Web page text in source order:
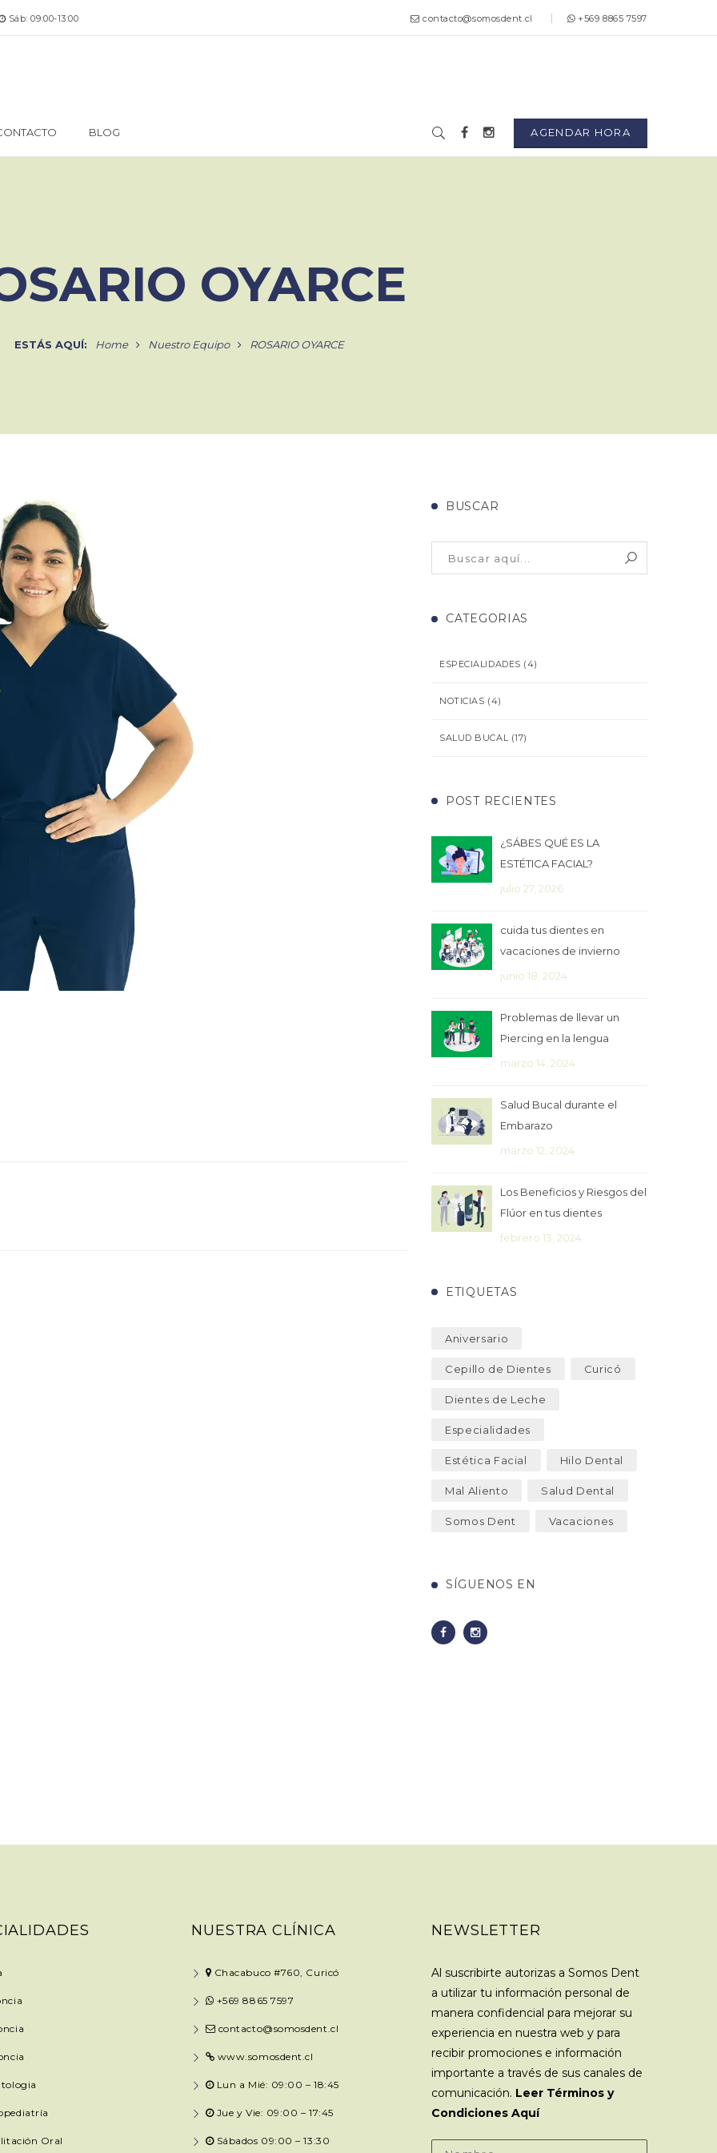
Sáb: 09:00-13:00 contacto@somosdent.cl +569 8865 7597
BLOG AGENDAR HORA
OYARCE
ESTÁS AQUÍ: Home Nuestro Equipo ROSARIO OYARCE
BUSCAR
CATEGORIAS
ESPECIALIDADES (4)
NOTICIAS (4)
SALUD BUCAL (17)
POST RECIENTES
¿SÁBES QUÉ ES LA
ESTÉTICA FACIAL?
julio 27, 2026
cuida tus dientes en
vacaciones de invierno
junio 18, 2024
Problemas de llevar un
Piercing en la lengua
marzo 14, 2024
Salud Bucal durante el
Embarazo
marzo 12, 2024
Los Beneficios y Riesgos del
Flúor en tus dientes
febrero 13, 2024
ETIQUETAS
Aniversario
Cepillo de Dientes Curicó
Dientes de Leche
Especialidades
Estética Facial Hilo Dental
Mal Aliento Salud Dental
Somos Dent Vacaciones
SÍGUENOS EN
Oral
NUESTRA CLÍNICA
Chacabuco #760, Curicó
+569 8865 7597
contacto@somosdent.cl
www.somosdent.cl
Lun a Mié: 09:00 – 18:45
Jue y Vie: 09:00 – 17:45
Sábados 09:00 – 13:30
NEWSLETTER
Al suscribirte autorizas a Somos Dent
a utilizar tu información personal de
manera confidencial para mejorar su
experiencia en nuestra web y para
recibir promociones e información
importante a través de sus canales de
comunicación. Leer Términos y
Condiciones Aquí